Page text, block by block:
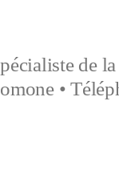
de
•